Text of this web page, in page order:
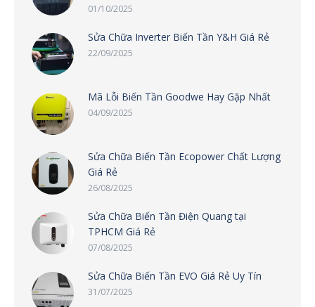
01/10/2025
Sửa Chữa Inverter Biến Tần Y&H Giá Rẻ
22/09/2025
Mã Lỗi Biến Tần Goodwe Hay Gặp Nhất
04/09/2025
Sửa Chữa Biến Tần Ecopower Chất Lượng
Giá Rẻ
26/08/2025
Sửa Chữa Biến Tần Điện Quang tại
TPHCM Giá Rẻ
07/08/2025
Sửa Chữa Biến Tần EVO Giá Rẻ Uy Tín
31/07/2025